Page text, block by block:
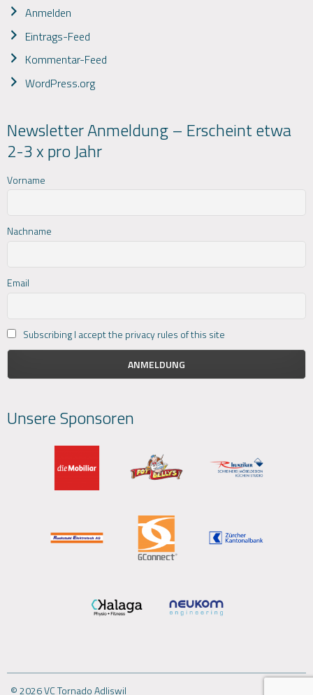
Anmelden
Eintrags-Feed
Kommentar-Feed
WordPress.org
Newsletter Anmeldung – Erscheint etwa
2-3 x pro Jahr
Vorname
Nachname
Email
Subscribing I accept the privacy rules of this site
Unsere Sponsoren
© 2026 VC Tornado Adliswil